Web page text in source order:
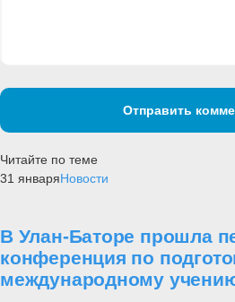
Отправить
Читайте по теме
31 январяНовости
В Улан-Баторе прошла
конференция по
международному